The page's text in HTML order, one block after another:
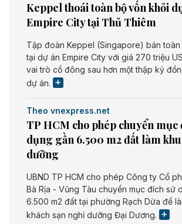
Keppel thoái toàn bộ vốn khỏi
Empire City tại Thủ Thiêm
Tập đoàn Keppel (Singapore) bán
tại dự án Empire City với giá 270 triệu
vai trò cổ đông sau hơn một thập kỷ
dự án.
Theo vnexpress.net
TP HCM cho phép chuyển mục
dụng gần 6.500 m2 đất làm
dưỡng
UBND TP HCM cho phép Công ty Cổ
Bà Rịa - Vũng Tàu chuyển mục đích sử
6.500 m2 đất tại phường Rạch Dừa để
khách sạn nghỉ dưỡng Đại Dương.